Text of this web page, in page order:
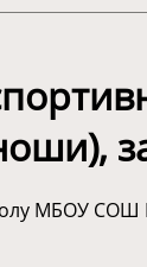
МБОУ